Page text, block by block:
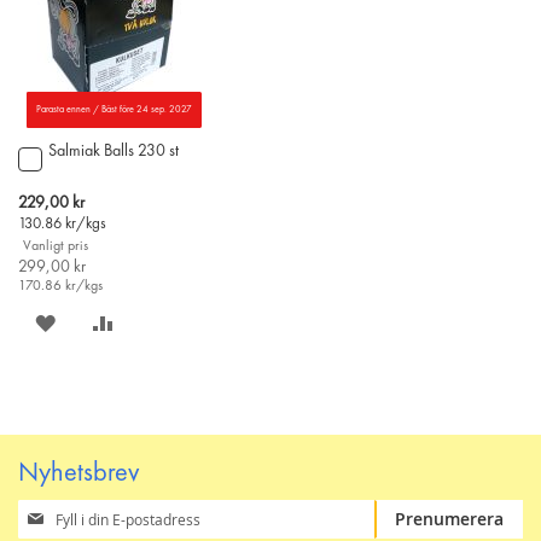
Parasta ennen / Bäst före 24 sep. 2027
Salmiak Balls 230 st
Special
Price
229,00 kr
130.86 kr/kgs
Vanligt pris
299,00 kr
170.86 kr/kgs
Lägg
i
varukorgen
SPARA
Nyhetsbrev
Prenumerera
på
Prenumerera